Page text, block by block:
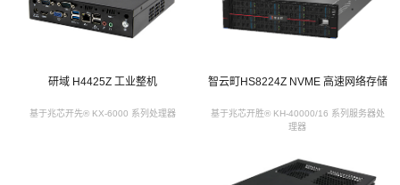
研域 H4425Z 工业整机
基于兆芯开先® KX-6000 系列处理器
智云町HS8224Z NVME 高速网络存储
基于兆芯开胜® KH-40000/16 系列服务器处
理器